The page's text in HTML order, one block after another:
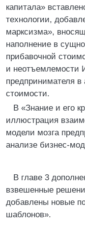
капитала»
технологии,
марксизма»,
наполнение в
прибавочной
и неотъемлемости
предпринимателя в
стоимости.
В «Знание и его
иллюстрация
модели мозга
анализе бизнес-
В главе 3
взвешенные
добавлены новые
шаблонов».